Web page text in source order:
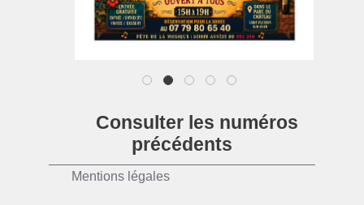
1 2 3 4 5
Consulter les numéros
précédents
Mentions légales